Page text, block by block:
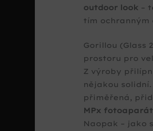
outdoor look –
tím ochranným
Gorillou (Glass
prostoru pro
Z výroby
nějakou
přiměřená,
MPx fotoaparát
Naopak – jako